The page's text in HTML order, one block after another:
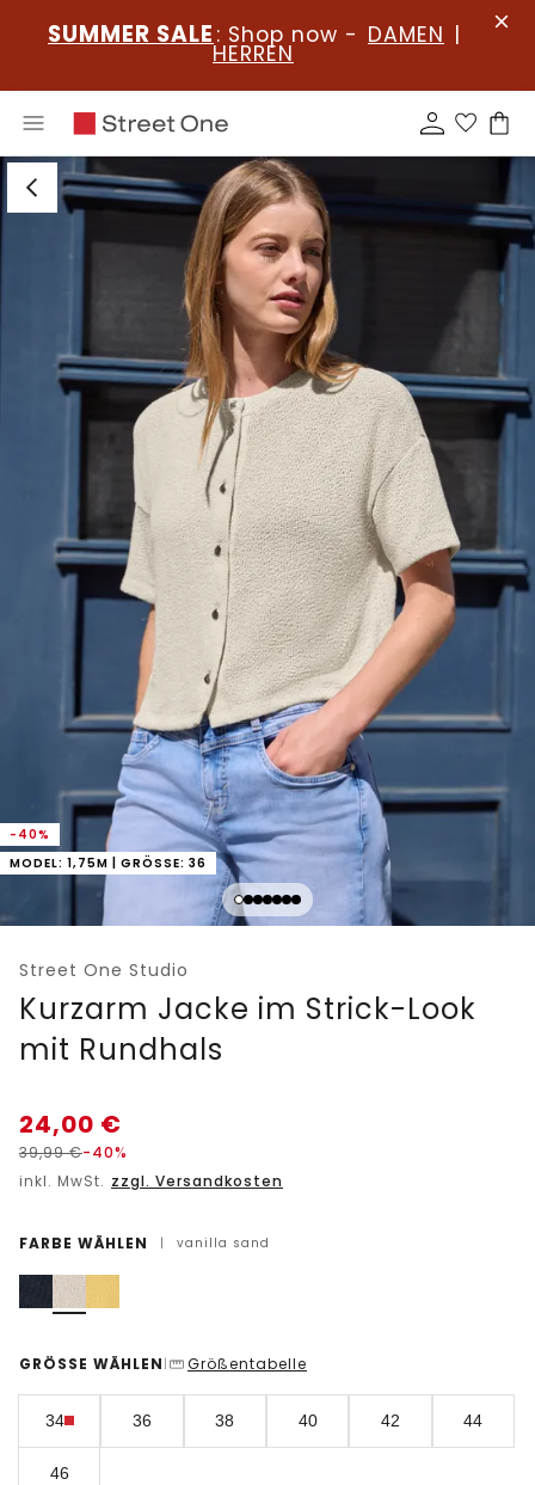
SUMMER SALE : Shop now - DAMEN |
HERREN
-40%
MODEL: 1,75M | GRÖSSE: 36
Street One Studio
Kurzarm Jacke im Strick-Look
mit Rundhals
24,00 €
39,99€-40%
inkl. MwSt. zzgl. Versandkosten
FARBE WÄHLEN | vanilla sand
GRÖSSE WÄHLEN | Größentabelle
34 36 38 40 42 44
46